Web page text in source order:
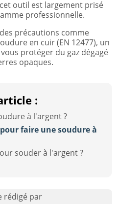
outil est largement prisé
professionnelle.
précautions comme
en cuir (EN 12477), un
protéger du gaz dégagé
opaques.
:
à l'argent ?
faire une soudure à
souder à l'argent ?
rédigé par